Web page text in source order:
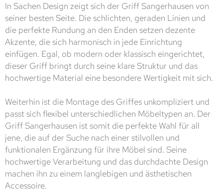
In Sachen Design zeigt sich der Griff Sangerhausen von
seiner besten Seite. Die schlichten, geraden Linien und
die perfekte Rundung an den Enden setzen dezente
Akzente, die sich harmonisch in jede Einrichtung
einfügen. Egal, ob modern oder klassisch eingerichtet,
dieser Griff bringt durch seine klare Struktur und das
hochwertige Material eine besondere Wertigkeit mit sich.
Weiterhin ist die Montage des Griffes unkompliziert und
passt sich flexibel unterschiedlichen Möbeltypen an. Der
Griff Sangerhausen ist somit die perfekte Wahl für all
jene, die auf der Suche nach einer stilvollen und
funktionalen Ergänzung für ihre Möbel sind. Seine
hochwertige Verarbeitung und das durchdachte Design
machen ihn zu einem langlebigen und ästhetischen
Accessoire.